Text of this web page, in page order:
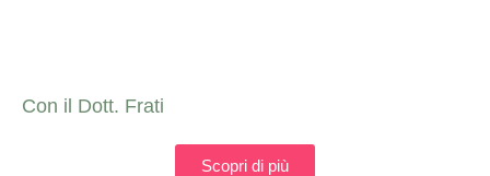
Con il Dott. Frati
Scopri di più